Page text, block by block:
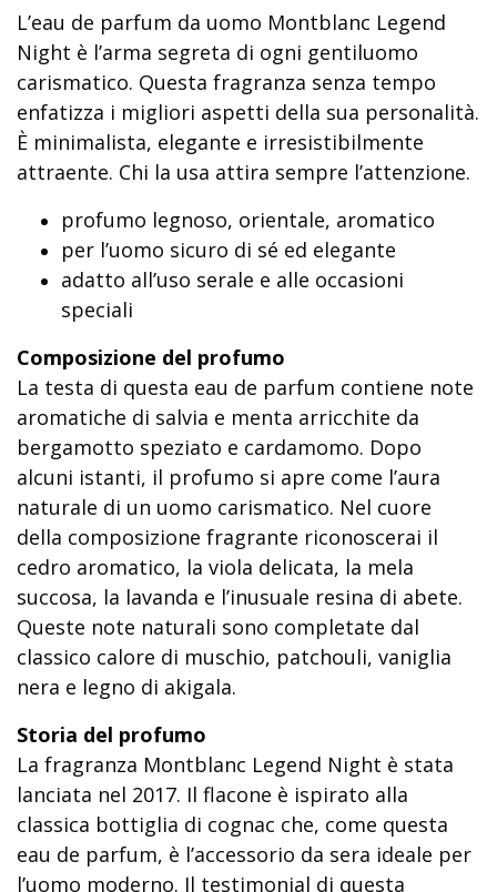
L’eau de parfum da uomo Montblanc Legend
Night è l’arma segreta di ogni gentiluomo
carismatico. Questa fragranza senza tempo
enfatizza i migliori aspetti della sua personalità.
È minimalista, elegante e irresistibilmente
attraente. Chi la usa attira sempre l’attenzione.
profumo legnoso, orientale, aromatico
per l’uomo sicuro di sé ed elegante
adatto all’uso serale e alle occasioni
speciali
Composizione del profumo
La testa di questa eau de parfum contiene note
aromatiche di salvia e menta arricchite da
bergamotto speziato e cardamomo. Dopo
alcuni istanti, il profumo si apre come l’aura
naturale di un uomo carismatico. Nel cuore
della composizione fragrante riconoscerai il
cedro aromatico, la viola delicata, la mela
succosa, la lavanda e l’inusuale resina di abete.
Queste note naturali sono completate dal
classico calore di muschio, patchouli, vaniglia
nera e legno di akigala.
Storia del profumo
La fragranza Montblanc Legend Night è stata
lanciata nel 2017. Il flacone è ispirato alla
classica bottiglia di cognac che, come questa
eau de parfum, è l’accessorio da sera ideale per
l’uomo moderno. Il testimonial di questa